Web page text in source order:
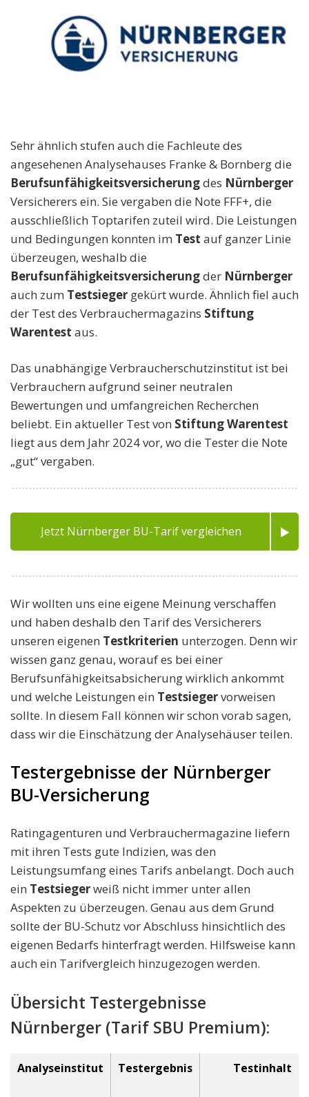
Sehr ähnlich stufen auch die Fachleute des
angesehenen Analysehauses Franke & Bornberg die
Berufsunfähigkeitsversicherungdes Nürnberger
Versicherers ein. Sie vergaben die Note FFF+, die
ausschließlich Toptarifen zuteil wird. Die Leistungen
und Bedingungen konnten im Test auf ganzer Linie
überzeugen, weshalb die
Berufsunfähigkeitsversicherungder Nürnberger
auch zum Testsieger gekürt wurde. Ähnlich fiel auch
der Test des Verbrauchermagazins Stiftung
Warentest aus.
Das unabhängige Verbraucherschutzinstitut ist bei
Verbrauchern aufgrund seiner neutralen
Bewertungen und umfangreichen Recherchen
beliebt. Ein aktueller Test von Stiftung Warentest
liegt aus dem Jahr 2024 vor, wo die Tester die Note
„gut“ vergaben.
Jetzt Nürnberger BU-Tarif vergleichen
Wir wollten uns eine eigene Meinung verschaffen
und haben deshalb den Tarif des Versicherers
unseren eigenen Testkriterien unterzogen. Denn wir
wissen ganz genau, worauf es bei einer
Berufsunfähigkeitsabsicherung wirklich ankommt
und welche Leistungen ein Testsiegervorweisen
sollte. In diesem Fall können wir schon vorab sagen,
dass wir die Einschätzung der Analysehäuser teilen.
Testergebnisse der Nürnberger
BU-Versicherung
Ratingagenturen und Verbrauchermagazine liefern
mit ihren Tests gute Indizien, was den
Leistungsumfang eines Tarifs anbelangt. Doch auch
ein Testsiegerweiß nicht immer unter allen
Aspekten zu überzeugen. Genau aus dem Grund
sollte der BU-Schutz vor Abschluss hinsichtlich des
eigenen Bedarfs hinterfragt werden. Hilfsweise kann
auch ein Tarifvergleich hinzugezogen werden.
Übersicht Testergebnisse
Nürnberger (Tarif SBU Premium):
Analyseinstitut Testergebnis Testinhalt